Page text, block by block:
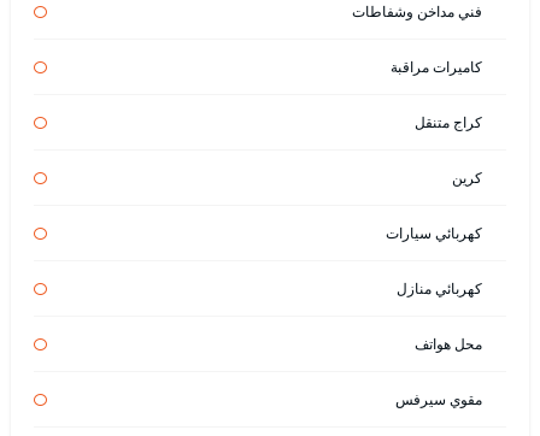
فني مداخن وشفاطات
كاميرات مراقبة
كراج متنقل
كرين
كهربائي سيارات
كهربائي منازل
محل هواتف
مقوي سيرفس